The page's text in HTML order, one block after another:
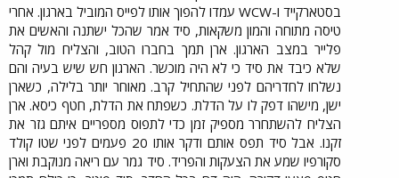
בסטארקייד ו-WCW עמדו להפוך אותו לפייס המוביל בארגון. אחרי
טיסה מתוחה והמון משקאות, סיד אמר שהכל ישתנה והאשים את
פלייר במצב הארגון. ארן תמך בחברו הטוב, והצליח מול קהל
שלא כיבד את סיד כי לא היה מוכשר. הארגון חש שיש בעיה והם
נשלחו לחדריהם לפני שהתחיל קרב. מאוחר יותר בלילה, כשארן
ישן, מישהו דפק לו על הדלת. כשפתח את הדלת, חטף כיסא. ארן
הצליח להשתחרר מספיק זמן כדי לתפוס מספריים איתם גזר את
זקנו. אבל סיד תפס אותם ודקר אותו 20 פעמים לפני שטו קולד
סקורפיו שמע את הצעקות והפריד. סיד גמר עם ריאה מנוקבת וארן